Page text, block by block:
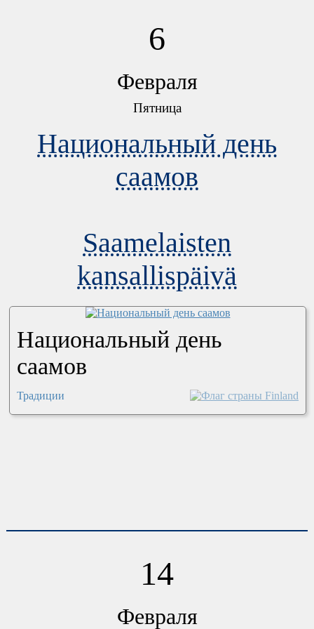
6
Февраля
Пятница
Национальный день
саамов
Saamelaisten
kansallispäivä
Национальный день
саамов
Традиции
14
Февраля